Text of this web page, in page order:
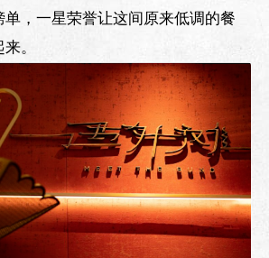
，一星荣誉让这间原来低调的餐
。